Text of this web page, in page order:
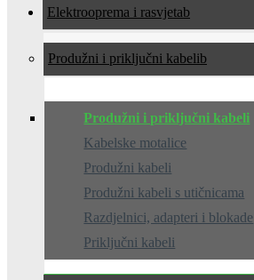
Elektrooprema i rasvjeta
Produžni i priključni kabeli
Produžni i priključni kabeli
Kabelske motalice
Produžni kabeli
Produžni kabeli s utičnicama
Razdjelnici, adapteri i blokade
Priključni kabeli